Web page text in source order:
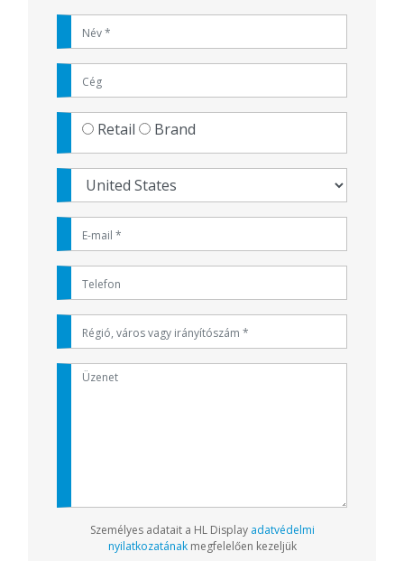
Retail Brand
Személyes adatait a HL Display adatvédelmi
nyilatkozatánakmegfelelően kezeljük